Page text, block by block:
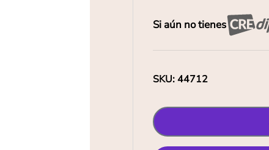
Si aún no tienes
SKU:44712